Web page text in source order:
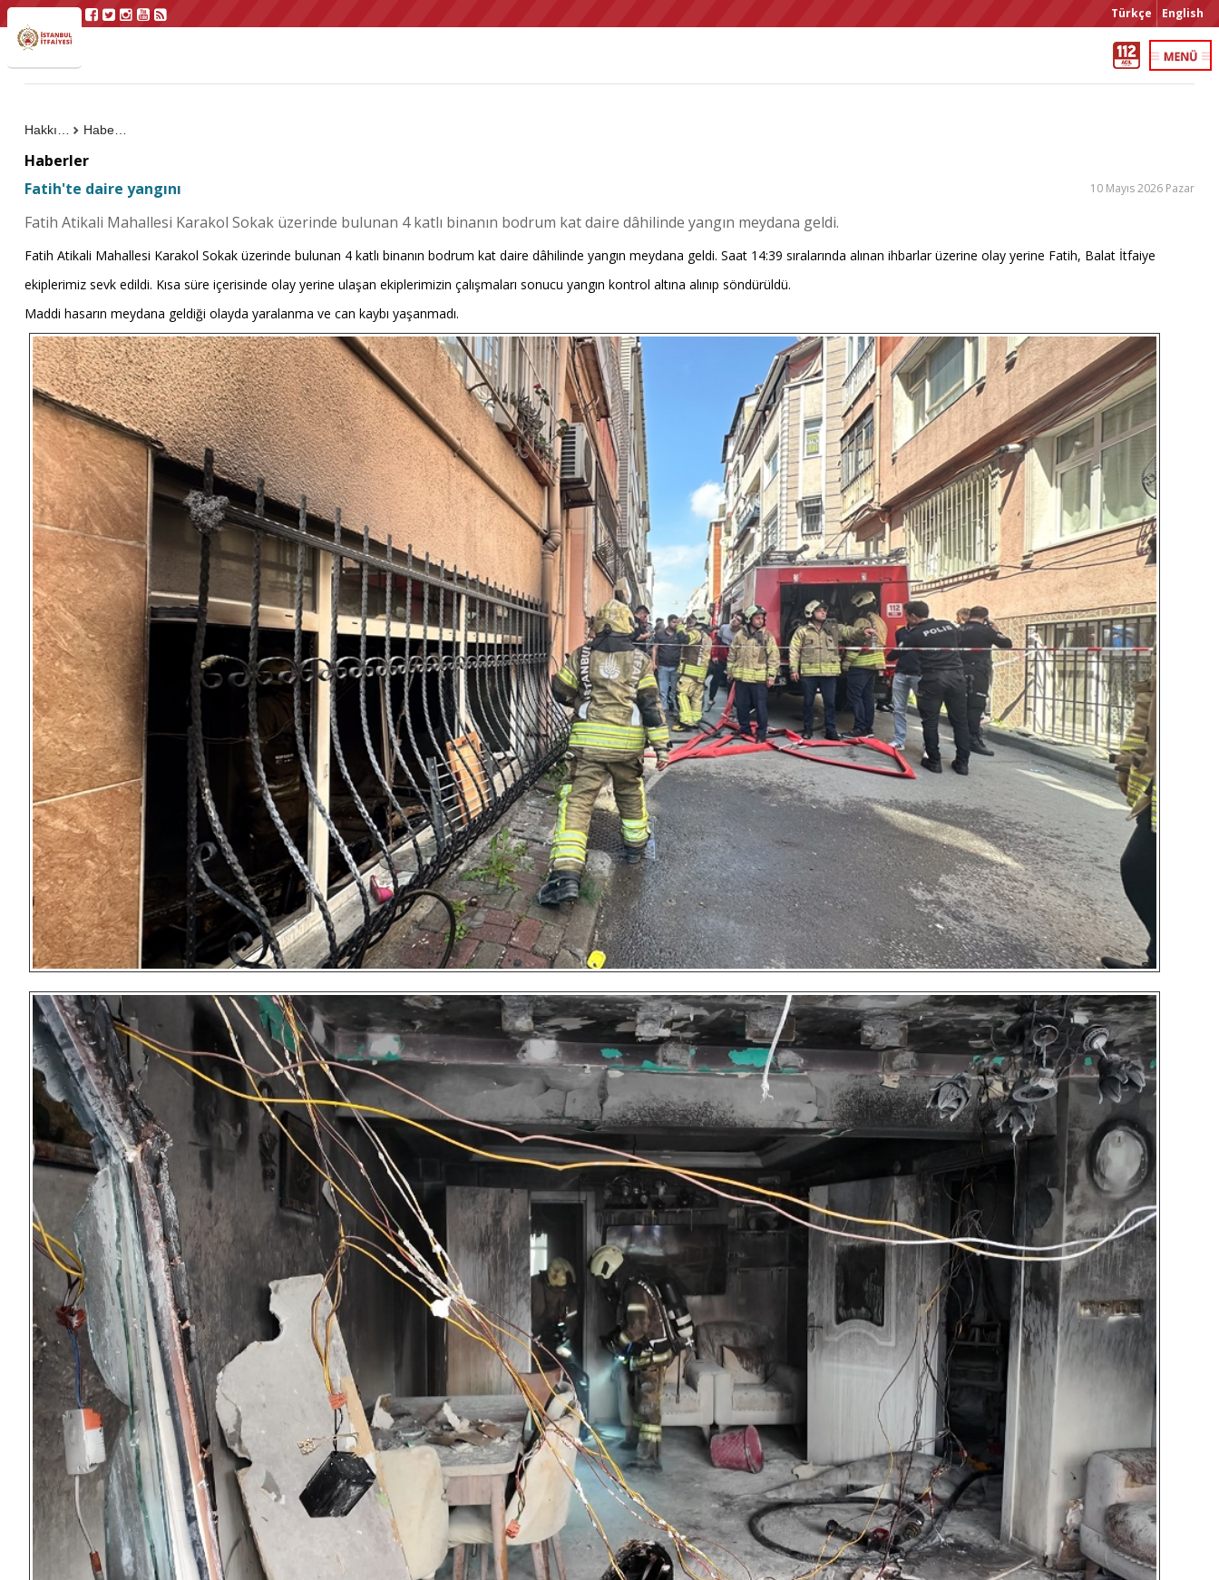
Türkçe English
Haberler
Haberler
Fatih'te daire yangını
10 Mayıs 2026 Pazar
Fatih Atikali Mahallesi Karakol Sokak üzerinde bulunan 4 katlı binanın bodrum kat daire dâhilinde yangın meydana geldi.
Fatih Atikali Mahallesi Karakol Sokak üzerinde bulunan 4 katlı binanın bodrum kat daire dâhilinde yangın meydana geldi. Saat 14:39 sıralarında alınan ihbarlar üzerine olay yerine Fatih, Balat İtfaiye
ekiplerimiz sevk edildi. Kısa süre içerisinde olay yerine ulaşan ekiplerimizin çalışmaları sonucu yangın kontrol altına alınıp söndürüldü.
Maddi hasarın meydana geldiği olayda yaralanma ve can kaybı yaşanmadı.